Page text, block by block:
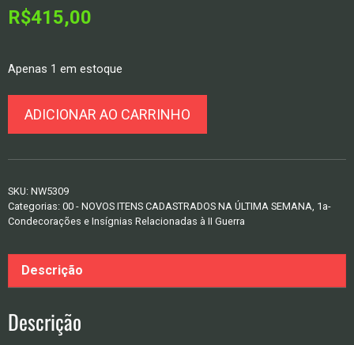
R$415,00
Apenas 1 em estoque
de
ou
Capacete
Cortiça
Oficial
da
FEB
ADICIONAR AO CARRINHO
SKU: NW5309
Categorias: 00 - NOVOS ITENS CADASTRADOS NA ÚLTIMA SEMANA 1a-
Condecorações e Insígnias Relacionadas à II Guerra
Descrição
Descrição